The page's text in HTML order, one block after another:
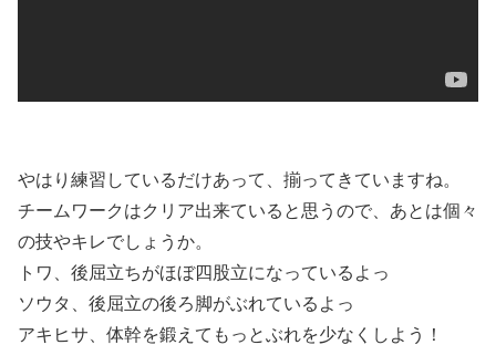
やはり練習しているだけあって、揃ってきていますね。
チームワークはクリア出来ていると思うので、あとは個々
の技やキレでしょうか。
トワ、後屈立ちがほぼ四股立になっているよっ
ソウタ、後屈立の後ろ脚がぶれているよっ
アキヒサ、体幹を鍛えてもっとぶれを少なくしよう！